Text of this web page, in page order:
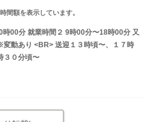
間額を表示しています。
00分 就業時間２ 9時00分〜18時00分 又
動あり <BR> 送迎１３時頃〜、１７時
３０分頃〜